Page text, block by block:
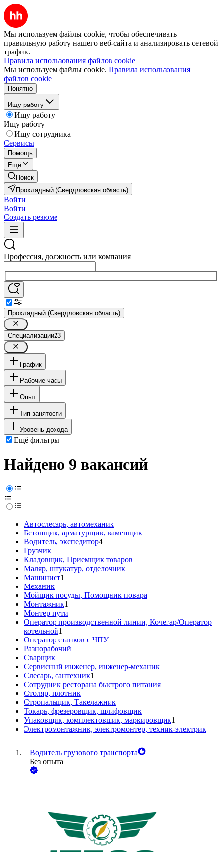
Мы используем файлы cookie, чтобы обеспечивать
правильную работу нашего веб-сайта и анализировать сетевой
трафик.
Правила использования файлов cookie
Мы используем файлы cookie. Правила использования
файлов cookie
Понятно
Ищу работу
Ищу работу
Ищу работу
Ищу сотрудника
Сервисы
Помощь
Ещё
Поиск
Прохладный (Свердловская область)
Войти
Войти
Создать резюме
Профессия, должность или компания
Прохладный (Свердловская область)
Специализации23
График
Рабочие часы
Опыт
Тип занятости
Уровень дохода
Ещё фильтры
Найдено 9 вакансий
Автослесарь, автомеханик
Бетонщик, арматурщик, каменщик
Водитель, экспедитор4
Грузчик
Кладовщик, Приемщик товаров
Маляр, штукатур, отделочник
Машинист1
Механик
Мойщик посуды, Помощник повара
Монтажник1
Монтер пути
Оператор производственной линии, Кочегар/Оператор
котельной1
Оператор станков с ЧПУ
Разнорабочий
Сварщик
Сервисный инженер, инженер-механик
Слесарь, сантехник1
Сотрудник ресторана быстрого питания
Столяр, плотник
Стропальщик, Такелажник
Токарь, фрезеровщик, шлифовщик
Упаковщик, комплектовщик, маркировщик1
Электромонтажник, электромонтер, техник-электрик
Водитель грузового транспорта
Без опыта